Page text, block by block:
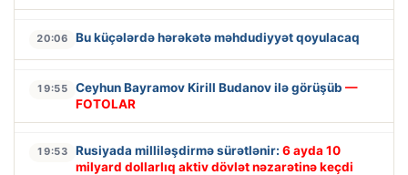
20:06 Bu küçələrdə hərəkətə məhdudiyyət qoyulacaq
19:55 Ceyhun Bayramov Kirill Budanov ilə görüşüb —
FOTOLAR
19:53 Rusiyada milliləşdirmə sürətlənir: 6 ayda 10
milyard dollarlıq aktiv dövlət nəzarətinə keçdi